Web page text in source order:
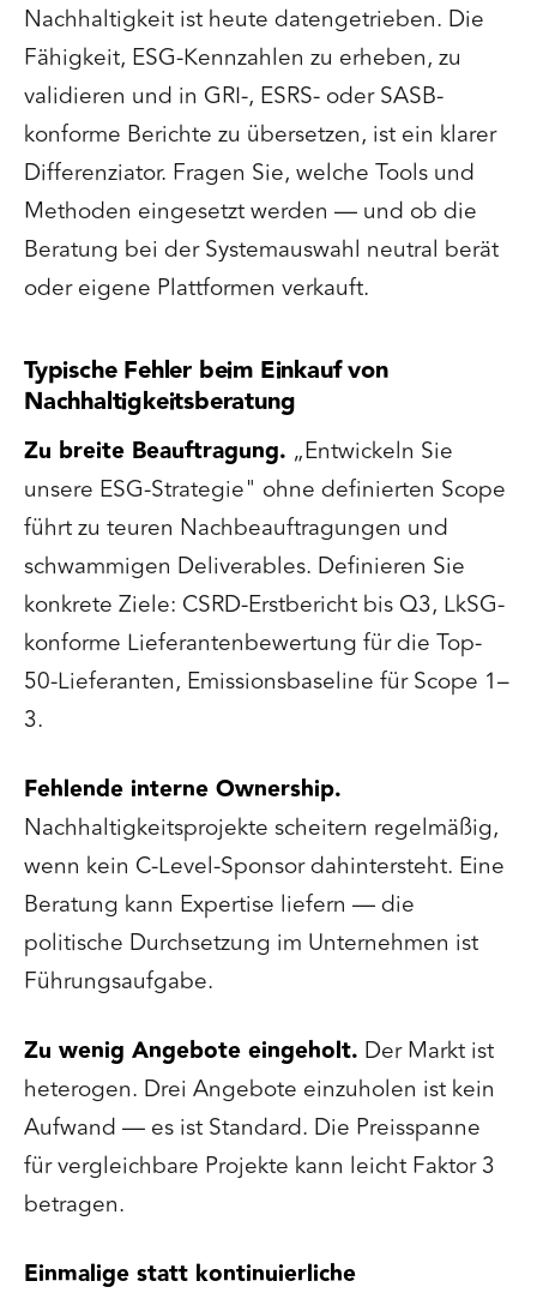
Nachhaltigkeit ist heute datengetrieben. Die
Fähigkeit, ESG-Kennzahlen zu erheben, zu
validieren und in GRI-, ESRS- oder SASB-
konforme Berichte zu übersetzen, ist ein klarer
Differenziator. Fragen Sie, welche Tools und
Methoden eingesetzt werden — und ob die
Beratung bei der Systemauswahl neutral berät
oder eigene Plattformen verkauft.
Typische Fehler beim Einkauf von
Nachhaltigkeitsberatung
Zu breite Beauftragung. „Entwickeln Sie
unsere ESG-Strategie" ohne definierten Scope
führt zu teuren Nachbeauftragungen und
schwammigen Deliverables. Definieren Sie
konkrete Ziele: CSRD-Erstbericht bis Q3, LkSG-
konforme Lieferantenbewertung für die Top-
50-Lieferanten, Emissionsbaseline für Scope 1–
3.
Fehlende interne Ownership.
Nachhaltigkeitsprojekte scheitern regelmäßig,
wenn kein C-Level-Sponsor dahintersteht. Eine
Beratung kann Expertise liefern — die
politische Durchsetzung im Unternehmen ist
Führungsaufgabe.
Zu wenig Angebote eingeholt. Der Markt ist
heterogen. Drei Angebote einzuholen ist kein
Aufwand — es ist Standard. Die Preisspanne
für vergleichbare Projekte kann leicht Faktor 3
betragen.
Einmalige statt kontinuierliche